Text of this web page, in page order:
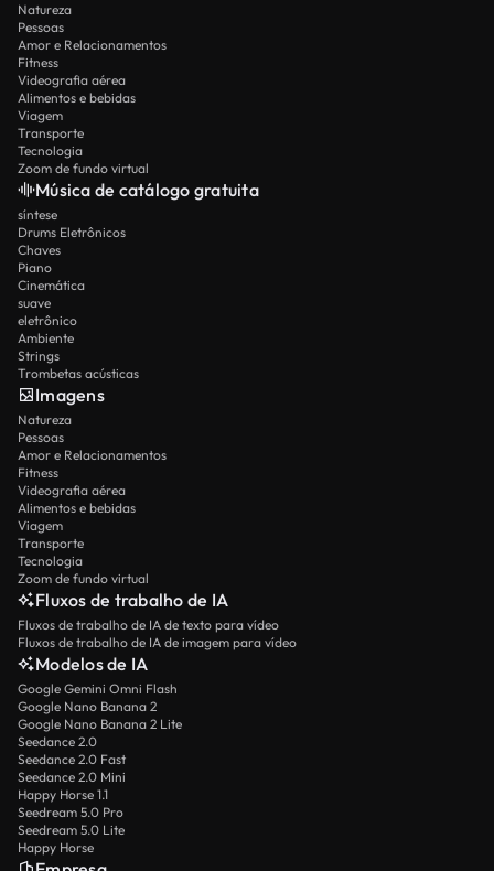
Natureza
Pessoas
Amor e Relacionamentos
Fitness
Videografia aérea
Alimentos e bebidas
Viagem
Transporte
Tecnologia
Zoom de fundo virtual
Música de catálogo gratuita
síntese
Drums Eletrônicos
Chaves
Piano
Cinemática
suave
eletrônico
Ambiente
Strings
Trombetas acústicas
Imagens
Natureza
Pessoas
Amor e Relacionamentos
Fitness
Videografia aérea
Alimentos e bebidas
Viagem
Transporte
Tecnologia
Zoom de fundo virtual
Fluxos de trabalho de IA
Fluxos de trabalho de IA de texto para vídeo
Fluxos de trabalho de IA de imagem para vídeo
Modelos de IA
Google Gemini Omni Flash
Google Nano Banana 2
Google Nano Banana 2 Lite
Seedance 2.0
Seedance 2.0 Fast
Seedance 2.0 Mini
Happy Horse 1.1
Seedream 5.0 Pro
Seedream 5.0 Lite
Happy Horse